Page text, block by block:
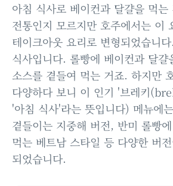
아침 식사로 베이컨과 달걀을 먹는
전통인지 모르지만 호주에서는 이
테이크아웃 요리로 변형되었습니
식사입니다. 롤빵에 베이컨과 달걀
소스를 곁들여 먹는 거죠. 하지만
다양하다 보니 이 인기 '브레키
'아침 식사'라는 뜻입니다) 메뉴에
곁들이는 지중해 버전, 반미 롤빵
먹는 베트남 스타일 등 다양한 버
되었습니다.